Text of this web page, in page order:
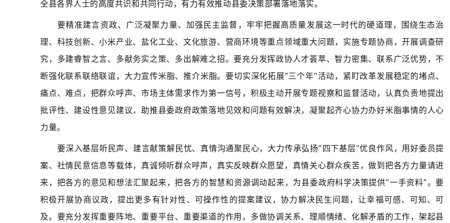
全县各界人士的高度共识和共同行动，有力有效推动县委决策部署落地落实。
要精准建言资政、广泛凝聚力量、加强民主监督，牢牢把握高质量发展这一时代的硬道理，围绕生态治
理、科技创新、小米产业、盐化工业、文化旅游、营商环境等重点领域重大问题，实施专题协商，开展调查研
究，多建睿智之言、多献务实之策、多出解难之招。要充分发挥政协人才荟萃、智力密集、联系广泛优势，不
断强化联系联络联谊，大力宣传米脂、推介米脂。要切实深化拓展"三个年"活动，紧盯改革发展稳定的堵点、
痛点、难点，把群众呼声、市场主体需求作为第一信号，积极主动开展专题视察和监督活动，认真负责地提出
批评性、建设性意见建议，助推县委政府政策落地见效和问题有效解决，凝聚起齐心协力办好米脂事情的人心
力量。
要深入基层听民声、建言献策解民忧、真情沟通聚民心，大力传承弘扬"四下基层"优良作风，用好委员提
案、社情民意信息等载体，真诚倾听群众呼声，真实反映群众愿望，真情关心群众疾苦，做到把各方力量请进
来，把各方的意见和想法汇聚起来，把各方的智慧和资源调动起来，为县委政府科学决策提供"一手资料"。要
积极开展协商议政，提出更多有针对性、可操作性的提案建议，协力解决民生问题，让幸福可感、可知、可
及。要充分发挥重要阵地、重要平台、重要渠道的作用，多做协调关系、理顺情绪、化解矛盾的工作，架起县